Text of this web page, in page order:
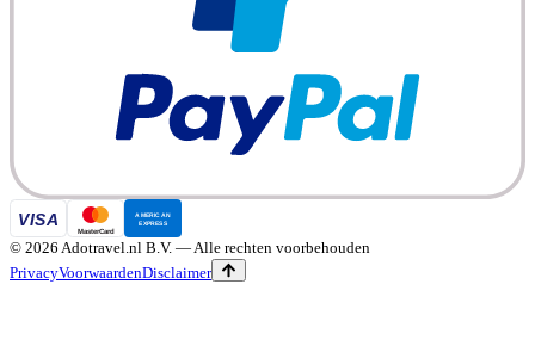
© 2026 Adotravel.nl B.V. — Alle rechten voorbehouden
PrivacyVoorwaardenDisclaimer